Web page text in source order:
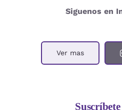
Siguenos en
Ver mas